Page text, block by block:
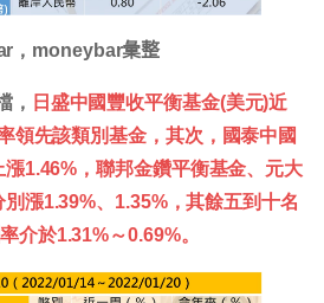
，moneybar𢑥整
， 日盛中國豐收平衡基金(美元)近
領先該類別基金，其次，國泰中國
1.46%，聯邦金鑽平衡基金、元大
漲1.39%、1.35%，其餘五到十名
介於1.31%～0.69%。